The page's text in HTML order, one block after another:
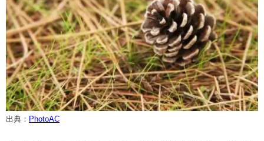
出典： PhotoAC